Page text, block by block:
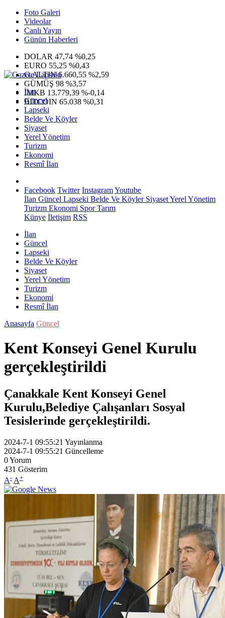
Foto Galeri
Videolar
Canlı Yayın
Günün Haberleri
DOLAR 47,74 %0,25
EURO 55,25 %0,43
G.ALTIN6.660,55 %2,59
GÜMÜŞ 98 %3,57
IMKB 13.779,39 %-0,14
BITCOIN 65.038 %0,31
İlan
Güncel
Lapseki
Belde Ve Köyler
Siyaset
Yerel Yönetim
Turizm
Ekonomi
Resmî İlan
Facebook Twitter InstagramYoutube
İlan Güncel Lapseki Belde Ve KöylerSiyasetYerel Yönetim
Turizm Ekonomi SporTarım
Künye İletişim RSS
İlan
Güncel
Lapseki
Belde Ve Köyler
Siyaset
Yerel Yönetim
Turizm
Ekonomi
Resmî İlan
Anasayfa Güncel
Kent Konseyi Genel Kurulu
gerçekleştirildi
Çanakkale Kent Konseyi Genel
Kurulu,Belediye Çalışanları Sosyal
Tesislerinde gerçekleştirildi.
2024-7-1 09:55:21 Yayınlanma
2024-7-1 09:55:21 Güncelleme
0Yorum
431 Gösterim
A- A+